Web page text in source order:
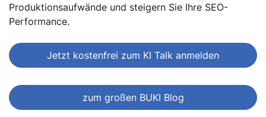
Produktionsaufwände und steigern Sie Ihre SEO-
Performance.
Jetzt kostenfrei zum KI Talk anmelden
zum großen BUKI Blog